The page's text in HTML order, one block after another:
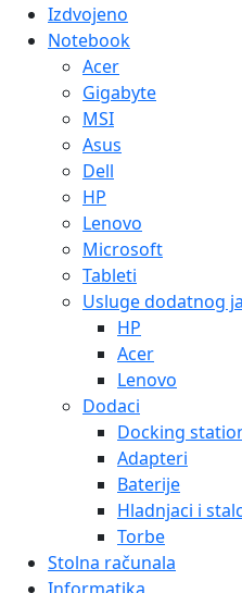
Izdvojeno
Notebook
Acer
Gigabyte
MSI
Asus
Dell
HP
Lenovo
Microsoft
Tableti
Usluge dodatnog
HP
Acer
Lenovo
Dodaci
Docking
Adapteri
Baterije
Hladnjaci i
Torbe
Stolna računala